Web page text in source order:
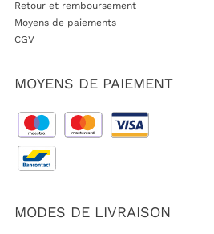
Retour et remboursement
Moyens de paiements
CGV
MOYENS DE PAIEMENT
MODES DE LIVRAISON